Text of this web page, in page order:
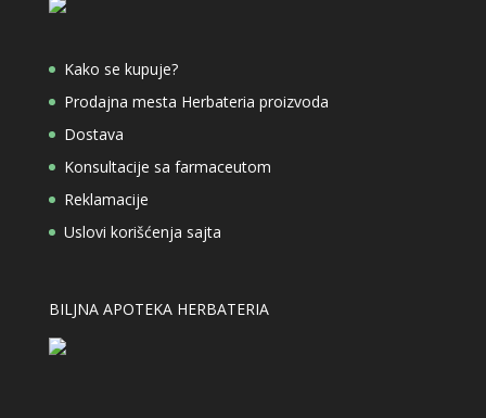
Kako se kupuje?
Prodajna mesta Herbateria proizvoda
Dostava
Konsultacije sa farmaceutom
Reklamacije
Uslovi korišćenja sajta
BILJNA APOTEKA HERBATERIA